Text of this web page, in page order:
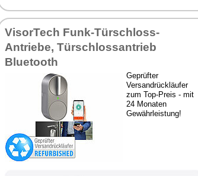
VisorTech Funk-Türschloss-
Antriebe, Türschlossantrieb
Bluetooth
Geprüfter
Versandrückläufer
zum Top-Preis - mit
24 Monaten
Gewährleistung!